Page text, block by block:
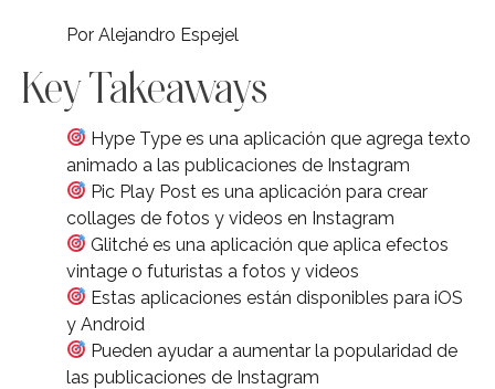
Por Alejandro Espejel
Key Takeaways
Hype Type es una aplicación que agrega texto
animado a las publicaciones de Instagram
Pic Play Post es una aplicación para crear
collages de fotos y videos en Instagram
Glitché es una aplicación que aplica efectos
vintage o futuristas a fotos y videos
Estas aplicaciones están disponibles para iOS
y Android
Pueden ayudar a aumentar la popularidad de
las publicaciones de Instagram